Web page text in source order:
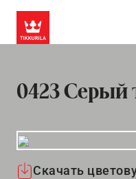
0423 Серый
Скачать